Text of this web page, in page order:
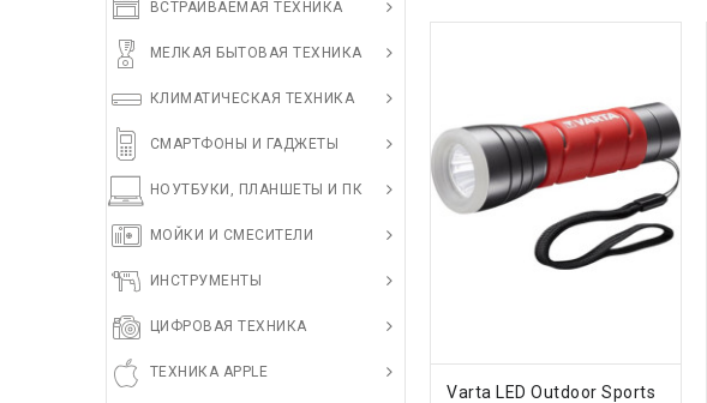
ВСТРАИВАЕМАЯ ТЕХНИКА
МЕЛКАЯ БЫТОВАЯ ТЕХНИКА
КЛИМАТИЧЕСКАЯ ТЕХНИКА
СМАРТФОНЫ И ГАДЖЕТЫ
НОУТБУКИ, ПЛАНШЕТЫ И ПК
МОЙКИ И СМЕСИТЕЛИ
ИНСТРУМЕНТЫ
ЦИФРОВАЯ ТЕХНИКА
ТЕХНИКА APPLE
КУПИТЬ
Varta LED Outdoor Sports